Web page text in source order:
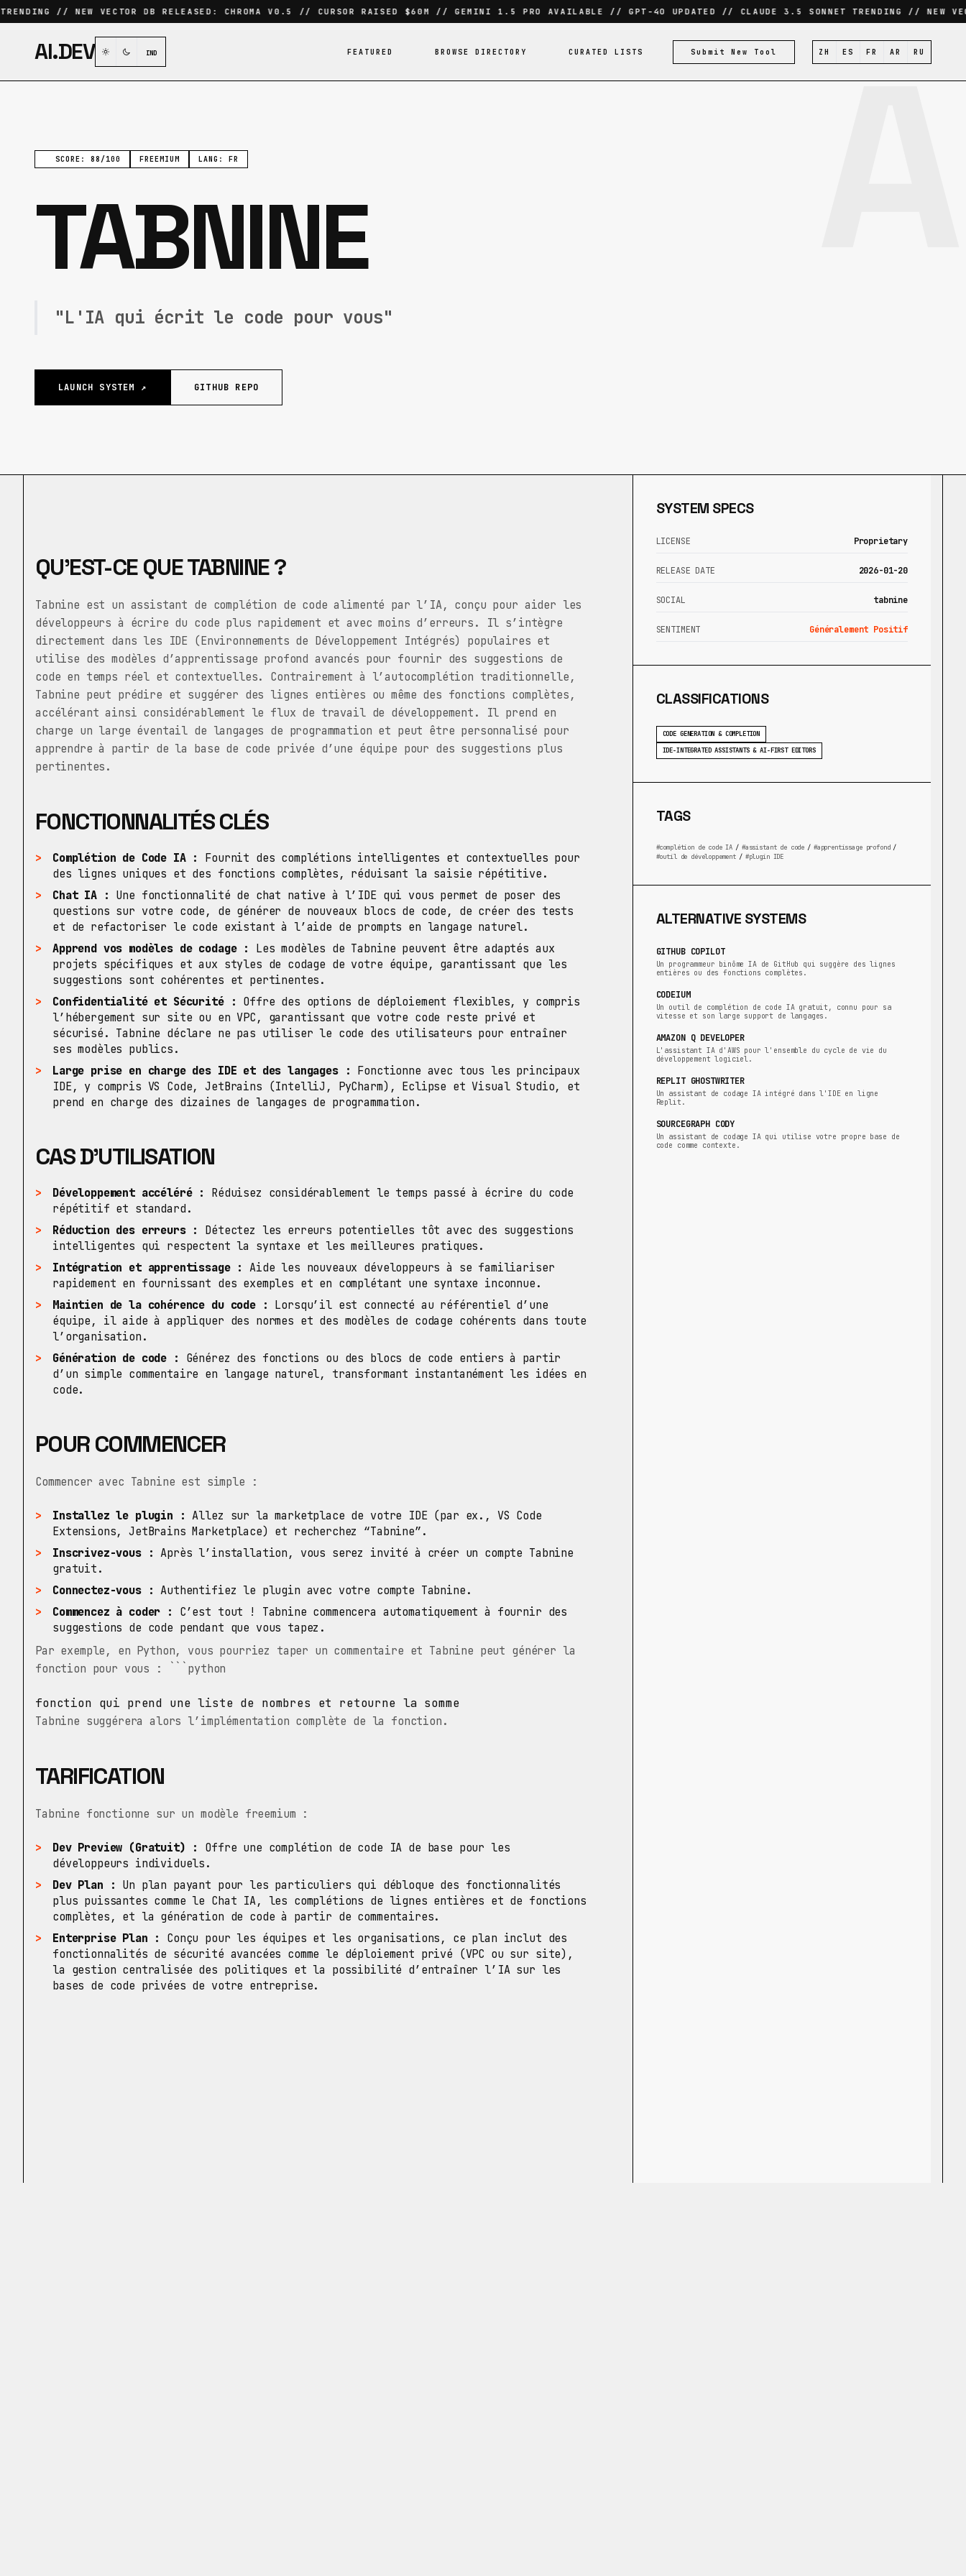
// NEW VECTOR DB RELEASED: CHROMA V0.5 // CURSOR RAISED $60M // GEMINI 1.5 PRO AVAILABLE // GPT-4O UPDATED // CLAUDE 3.5 SONNET TRENDING // NEW
AI.DEV IND FEATURED BROWSE DIRECTORY CURATED LISTS Submit New Tool ZH ES FR AR RU
SCORE: 88/100 FREEMIUM LANG: FR
TABNINE
"L'IA qui écrit le code pour vous"
LAUNCH SYSTEM ↗ GITHUB REPO
QU’EST-CE QUE TABNINE ?
Tabnine est un assistant de complétion de code alimenté par l’IA, conçu pour aider les
développeurs à écrire du code plus rapidement et avec moins d’erreurs. Il s’intègre
directement dans les IDE (Environnements de Développement Intégrés) populaires et
utilise des modèles d’apprentissage profond avancés pour fournir des suggestions de
code en temps réel et contextuelles. Contrairement à l’autocomplétion traditionnelle,
Tabnine peut prédire et suggérer des lignes entières ou même des fonctions complètes,
accélérant ainsi considérablement le flux de travail de développement. Il prend en
charge un large éventail de langages de programmation et peut être personnalisé pour
apprendre à partir de la base de code privée d’une équipe pour des suggestions plus
pertinentes.
FONCTIONNALITÉS CLÉS
Complétion de Code IA :
Fournit des complétions intelligentes et contextuelles pour
des lignes uniques et des fonctions complètes, réduisant la saisie répétitive.
Chat IA : Une fonctionnalité de chat native à l’IDE qui vous permet de poser des
questions sur votre code, de générer de nouveaux blocs de code, de créer des tests
et de refactoriser le code existant à l’aide de prompts en langage naturel.
Apprend vos modèles de codage :
Les modèles de Tabnine peuvent être adaptés aux
projets spécifiques et aux styles de codage de votre équipe, garantissant que les
suggestions sont cohérentes et pertinentes.
Confidentialité et Sécurité : Offre des options de déploiement flexibles, y compris
l’hébergement sur site ou en VPC, garantissant que votre code reste privé et
sécurisé. Tabnine déclare ne pas utiliser le code des utilisateurs pour entraîner
ses modèles publics.
Large prise en charge des IDE et des langages : Fonctionne avec tous les principaux
IDE, y compris VS Code, JetBrains (IntelliJ, PyCharm), Eclipse et Visual Studio, et
prend en charge des dizaines de langages de programmation.
CAS D’UTILISATION
Développement accéléré :
Réduisez considérablement le temps passé à écrire du code
répétitif et standard.
Réduction des erreurs :
Détectez les erreurs potentielles tôt avec des suggestions
intelligentes qui respectent la syntaxe et les meilleures pratiques.
Intégration et apprentissage : Aide les nouveaux développeurs à se familiariser
rapidement en fournissant des exemples et en complétant une syntaxe inconnue.
Maintien de la cohérence du code : Lorsqu’il est connecté au référentiel d’une
équipe, il aide à appliquer des normes et des modèles de codage cohérents dans toute
l’organisation.
Génération de code :
Générez des fonctions ou des blocs de code entiers à partir
d’un simple commentaire en langage naturel, transformant instantanément les idées en
code.
POUR COMMENCER
Commencer avec Tabnine est simple :
Installez le plugin : Allez sur la marketplace de votre IDE (par ex., VS Code
Extensions, JetBrains Marketplace) et recherchez “Tabnine”.
Inscrivez-vous : Après l’installation, vous serez invité à créer un compte Tabnine
gratuit.
Connectez-vous : Authentifiez le plugin avec votre compte Tabnine.
Commencez à coder :
C’est tout ! Tabnine commencera automatiquement à fournir des
suggestions de code pendant que vous tapez.
Par exemple, en Python, vous pourriez taper un commentaire et Tabnine peut générer la
fonction pour vous : ```python
fonction qui prend une liste de nombres et retourne la somme
Tabnine suggérera alors l’implémentation complète de la fonction.
TARIFICATION
Tabnine fonctionne sur un modèle freemium :
Dev Preview (Gratuit) :
Offre une complétion de code IA de base pour les
développeurs individuels.
Dev Plan : Un plan payant pour les particuliers qui débloque des fonctionnalités
plus puissantes comme le Chat IA, les complétions de lignes entières et de fonctions
complètes, et la génération de code à partir de commentaires.
Enterprise Plan :
Conçu pour les équipes et les organisations, ce plan inclut des
fonctionnalités de sécurité avancées comme le déploiement privé (VPC ou sur site),
la gestion centralisée des politiques et la possibilité d’entraîner l’IA sur les
bases de code privées de votre entreprise.
SYSTEM SPECS
LICENSE Proprietary
RELEASE DATE 2026-01-20
SOCIAL tabnine
SENTIMENT Généralement Positif
CLASSIFICATIONS
CODE GENERATION & COMPLETION
IDE-INTEGRATED ASSISTANTS & AI-FIRST EDITORS
TAGS
complétion de code IA / assistant de code / apprentissage profond /
outil de développement / plugin IDE
ALTERNATIVE SYSTEMS
GITHUB COPILOT
Un programmeur binôme IA de GitHub qui suggère des lignes
entières ou des fonctions complètes.
CODEIUM
Un outil de complétion de code IA gratuit, connu pour sa
vitesse et son large support de langages.
AMAZON Q DEVELOPER
L'assistant IA d'AWS pour l'ensemble du cycle de vie du
développement logiciel.
REPLIT GHOSTWRITER
Un assistant de codage IA intégré dans l'IDE en ligne
Replit.
SOURCEGRAPH CODY
Un assistant de codage IA qui utilise votre propre base de
code comme contexte.